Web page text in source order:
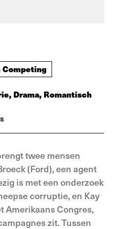
Drama, Romantisch
twee mensen
(Ford), een agent
is met een onderzoek
corruptie, en Kay
Amerikaans Congres,
zit. Tussen